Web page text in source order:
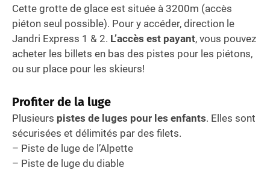
Cette grotte de glace est située à 3200m (accès
piéton seul possible). Pour y accéder, direction le
Jandri Express 1 & 2. L’accès est payant, vous pouvez
acheter les billets en bas des pistes pour les piétons,
ou sur place pour les skieurs!
Profiter de la luge
Plusieurs pistes de luges pour les enfants. Elles sont
sécurisées et délimités par des filets.
– Piste de luge de l’Alpette
– Piste de luge du diable